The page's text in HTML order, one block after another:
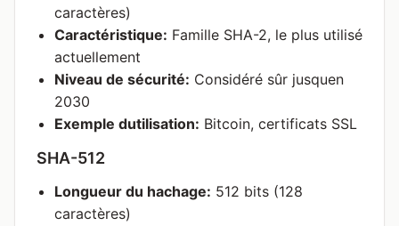
caractères)
Caractéristique: Famille SHA-2, le plus utilisé
actuellement
Niveau de sécurité: Considéré sûr jusquen
2030
Exemple dutilisation: Bitcoin, certificats SSL
SHA-512
Longueur du hachage: 512 bits (128
caractères)